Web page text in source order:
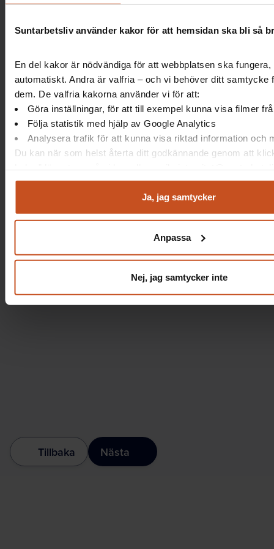
Suntarbetsliv använder kakor för att hemsidan ska bli så
En del kakor är nödvändiga för att webbplatsen ska
automatiskt. Andra är valfria – och vi behöver ditt samtycke
dem. De valfria kakorna använder vi för att:
Göra inställningar, för att till exempel kunna visa filmer
Följa statistik med hjälp av Google Analytics
Analysera trafik för att kunna visa riktad information och
Du kan när som helst återta ditt godkännande genom att
Ja, jag samtycker
Anpassa
Nej, jag samtycker inte
hjälp och stöd för att lösa IT-relaterade
Om nej, vad skulle vi behöva?
Tillbaka Nästa